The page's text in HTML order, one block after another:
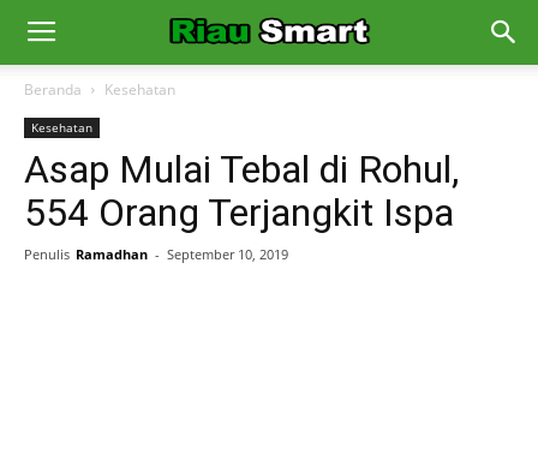
Beranda Kesehatan
Kesehatan
Asap Mulai Tebal di Rohul,
554 Orang Terjangkit Ispa
Penulis Ramadhan - September 10, 2019